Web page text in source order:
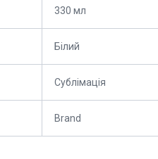
330 мл
Білий
Сублімація
Brand